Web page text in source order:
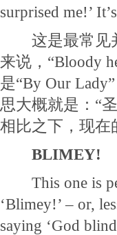
surprised me!’
这是最常见并
来说，“Bloody
是“By Our
思大概就是：“
相比之下，现在
BLIMEY!
This one is
‘Blimey!’ – or,
saying ‘God